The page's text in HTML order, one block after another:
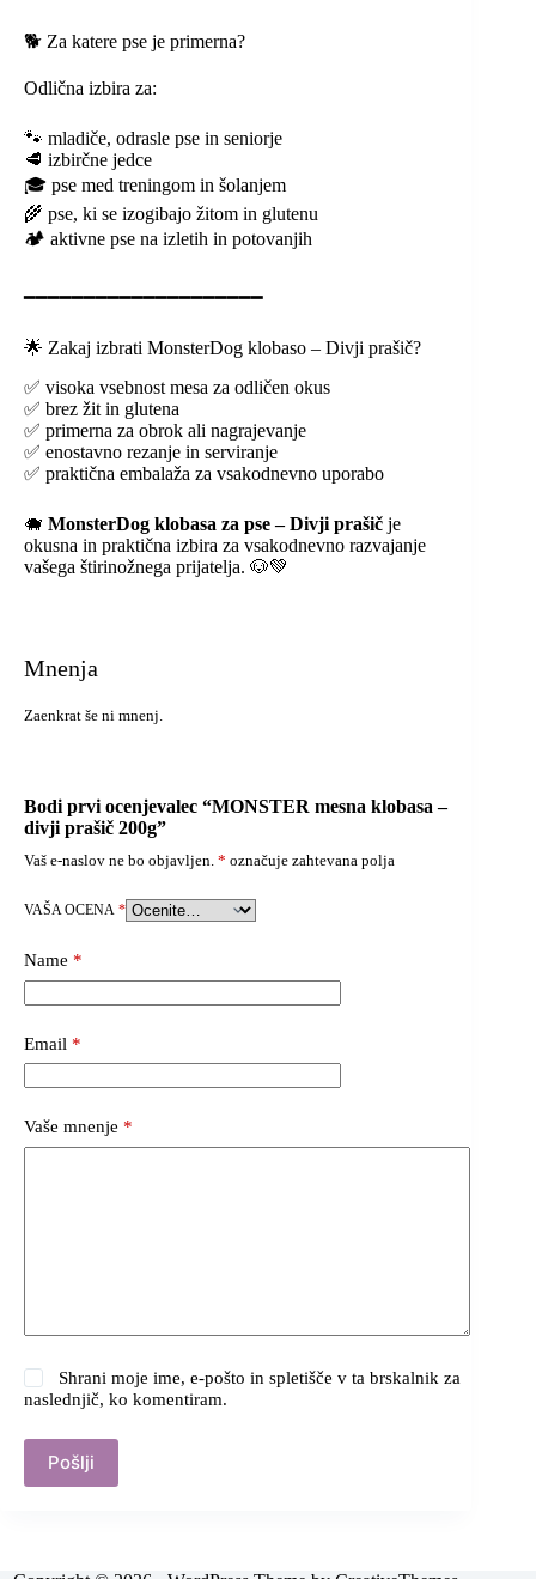
🐕 Za katere pse je primerna?
Odlična izbira za:
🐾 mladiče, odrasle pse in seniorje
🥩 izbirčne jedce
🎓 pse med treningom in šolanjem
🌾 pse, ki se izogibajo žitom in glutenu
🏕️ aktivne pse na izletih in potovanjih
━━━━━━━━━━━━━━━━━━━━
🌟 Zakaj izbrati MonsterDog klobaso – Divji prašič?
✅ visoka vsebnost mesa za odličen okus
✅ brez žit in glutena
✅ primerna za obrok ali nagrajevanje
✅ enostavno rezanje in serviranje
✅ praktična embalaža za vsakodnevno uporabo
🐗 MonsterDog klobasa za pse – Divji prašič je
okusna in praktična izbira za vsakodnevno razvajanje
vašega štirinožnega prijatelja. 🐶💚
Mnenja
Zaenkrat še ni mnenj.
Bodi prvi ocenjevalec “MONSTER mesna klobasa –
divji prašič 200g”
Vaš e-naslov ne bo objavljen. * označuje zahtevana polja
VAŠA OCENA *
Name *
Email *
Vaše mnenje *
Shrani moje ime, e-pošto in spletišče v ta brskalnik za
naslednjič, ko komentiram.
Pošlji